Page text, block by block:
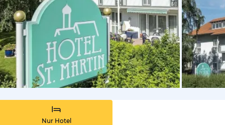
von
Nur Hotel